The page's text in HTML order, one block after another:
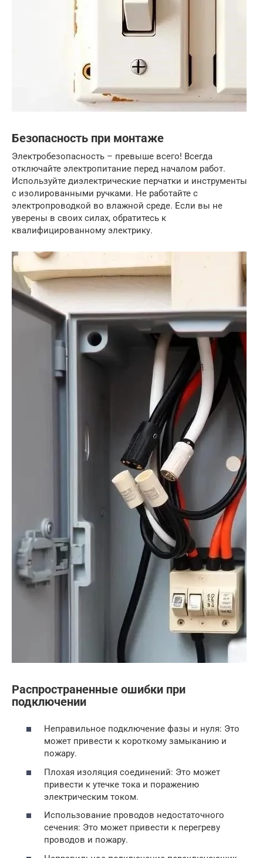
Безопасность при монтаже
Электробезопасность – превыше всего! Всегда
отключайте электропитание перед началом работ.
Используйте диэлектрические перчатки и инструменты
с изолированными ручками. Не работайте с
электропроводкой во влажной среде. Если вы не
уверены в своих силах, обратитесь к
квалифицированному электрику.
Распространенные ошибки при
подключении
Неправильное подключение фазы и нуля: Это
может привести к короткому замыканию и
пожару.
Плохая изоляция соединений: Это может
привести к утечке тока и поражению
электрическим током.
Использование проводов недостаточного
сечения: Это может привести к перегреву
проводов и пожару.